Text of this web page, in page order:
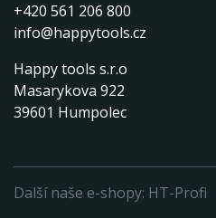
+420 561 206 800
info@happytools.cz
Happy tools s.r.o
Masarykova 922
39601 Humpolec
Další naše e-shopy: HT-Profi